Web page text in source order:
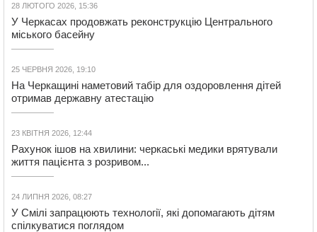
28 ЛЮТОГО 2026, 15:36
У Черкасах продовжать реконструкцію Центрального
міського басейну
25 ЧЕРВНЯ 2026, 19:10
На Черкащині наметовий табір для оздоровлення дітей
отримав державну атестацію
23 КВІТНЯ 2026, 12:44
Рахунок ішов на хвилини: черкаські медики врятували
життя пацієнта з розривом...
24 ЛИПНЯ 2026, 08:27
У Смілі запрацюють технології, які допомагають дітям
спілкуватися поглядом